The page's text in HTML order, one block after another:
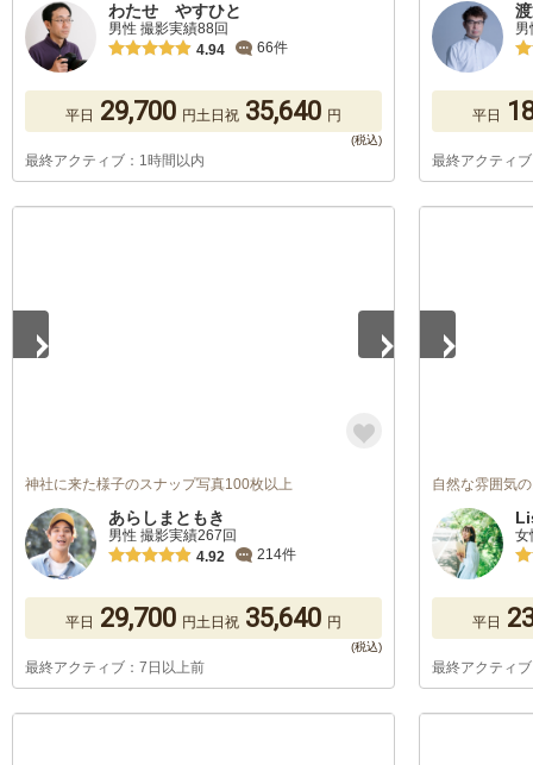
わたせ やすひと
男性 撮影実績88回
4.94
66件
平日 29,700 円土日祝 35,640 円
最終アクティブ：1時間以内
平日
最終アクティ
神社に来た様子のスナップ写真100枚以上
あらしまともき
男性 撮影実績267回
4.92
214件
平日 29,700 円土日祝 35,640 円
最終アクティブ：7日以上前
自然な雰囲気
女
平日
最終アクティ